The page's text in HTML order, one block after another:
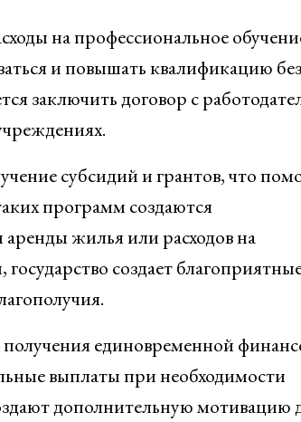
на профессиональное
и повышать квалификацию без
заключить договор с
субсидий и грантов, что
программ создаются
жилья или расходов на
создает
единовременной
выплаты при необходимости
дополнительную мотивацию